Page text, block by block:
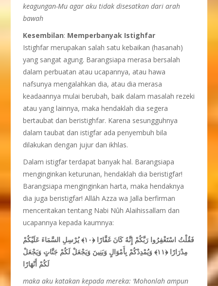
keagungan-Mu agar aku tidak disesatkan dari arah
bawah
Kesembilan: Memperbanyak Istighfar
Istighfar merupakan salah satu kebaikan (hasanah)
yang sangat agung. Barangsiapa merasa bersalah
dalam perbuatan atau ucapannya, atau hawa
nafsunya mengalahkan dia, atau dia merasa
keadaannya mulai berubah, baik dalam masalah rezeki
atau yang lainnya, maka hendaklah dia segera
bertaubat dan beristighfar. Karena sesungguhnya
dalam taubat dan istigfar ada penyembuh bila
dilakukan dengan jujur dan ikhlas.
Dalam istigfar terdapat banyak hal. Barangsiapa
menginginkan keturunan, hendaklah dia beristigfar!
Barangsiapa menginginkan harta, maka hendaknya
dia juga beristigfar! Allȃh Azza wa Jalla berfirman
menceritakan tentang Nabi Nûh Alaihissallam dan
ucapannya kepada kaumnya:
فَقُلْتُ اسْتَغْفِرُوا رَبَّكُمْ إِنَّهُ كَانَ غَفَّارًا ﴿١٠﴾
يُرْسِلِ السَّمَاءَ عَلَيْكُمْ
مِدْرَارًا ﴿١١﴾
وَيُمْدِدْكُمْ بِأَمْوَالٍ وَبَنِينَ وَيَجْعَلْ لَكُمْ جَنَّاتٍ وَيَجْعَلْ
لَكُمْ أَنْهَارًا
maka aku katakan kepada mereka: ‘Mohonlah ampun